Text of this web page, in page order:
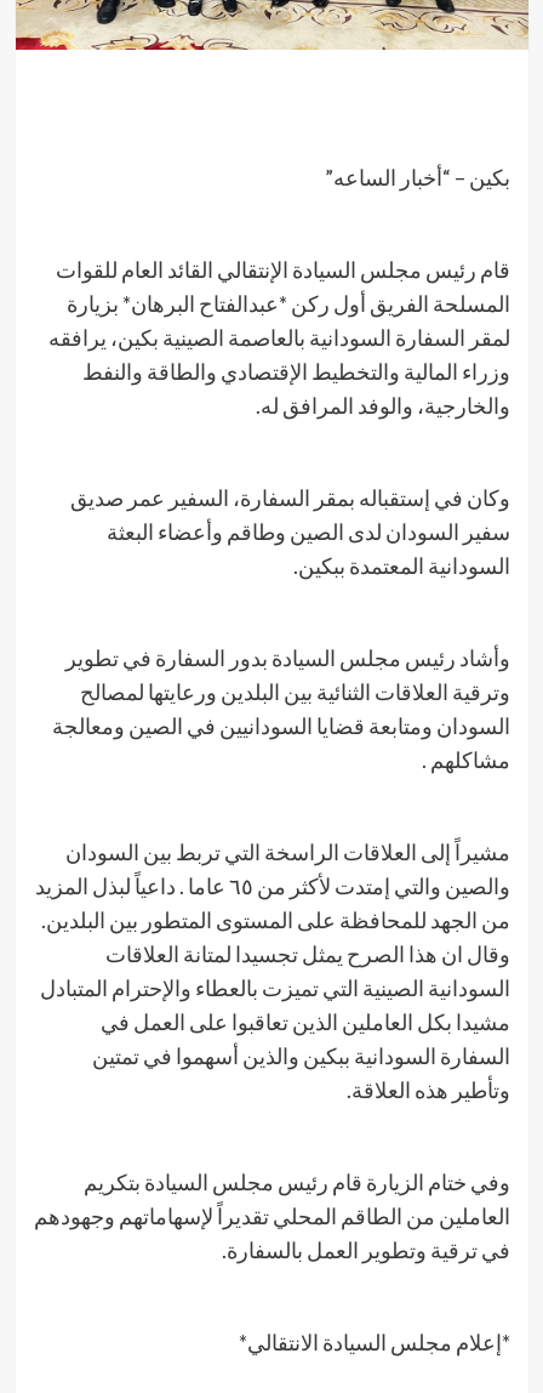
بكين – “أخبار الساعه”
قام رئيس مجلس السيادة الإنتقالي القائد العام للقوات
المسلحة الفريق أول ركن *عبدالفتاح البرهان* بزيارة
لمقر السفارة السودانية بالعاصمة الصينية بكين، يرافقه
وزراء المالية والتخطيط الإقتصادي والطاقة والنفط
والخارجية، والوفد المرافق له.
وكان في إستقباله بمقر السفارة، السفير عمر صديق
سفير السودان لدى الصين وطاقم وأعضاء البعثة
السودانية المعتمدة ببكين.
وأشاد رئيس مجلس السيادة بدور السفارة في تطوير
وترقية العلاقات الثنائية بين البلدين ورعايتها لمصالح
السودان ومتابعة قضايا السودانيين في الصين ومعالجة
مشاكلهم .
مشيراً إلى العلاقات الراسخة التي تربط بين السودان
والصين والتي إمتدت لأكثر من ٦٥ عاما . داعياً لبذل المزيد
من الجهد للمحافظة على المستوى المتطور بين البلدين.
وقال ان هذا الصرح يمثل تجسيدا لمتانة العلاقات
السودانية الصينية التي تميزت بالعطاء والإحترام المتبادل
مشيدا بكل العاملين الذين تعاقبوا على العمل في
السفارة السودانية ببكين والذين أسهموا في تمتين
وتأطير هذه العلاقة.
وفي ختام الزيارة قام رئيس مجلس السيادة بتكريم
العاملين من الطاقم المحلي تقديراً لإسهاماتهم وجهودهم
في ترقية وتطوير العمل بالسفارة.
*إعلام مجلس السيادة الانتقالي*